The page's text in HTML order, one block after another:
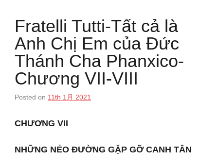
Fratelli Tutti-Tất cả là
Anh Chị Em của Đức
Thánh Cha Phanxico-
Chương VII-VIII
Posted on 11th 1月 2021
CHƯƠNG VII
NHỮNG NẺO ĐƯỜNG GẶP GỠ CANH TÂN